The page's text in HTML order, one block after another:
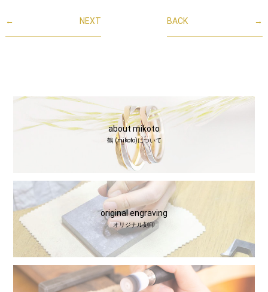
← NEXT →
BACK
about mikoto
鶴 (mikoto)について
original engraving
オリジナル刻印